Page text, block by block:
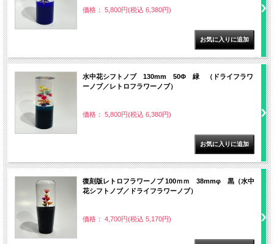
価格： 5,800円(税込 6,380円)
水中花シフトノブ 130mm 50Φ 緑 （ドライフラワ
ーノブ／レトロフラワーノブ）
価格： 5,800円(税込 6,380円)
復刻版レトロフラワーノブ 100ｍｍ 38mmφ 黒（水中
花シフトノブ／ドライフラワーノブ）
価格： 4,700円(税込 5,170円)